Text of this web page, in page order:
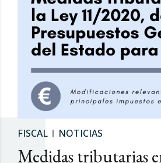
FISCAL NOTICIAS
Medidas tributarias